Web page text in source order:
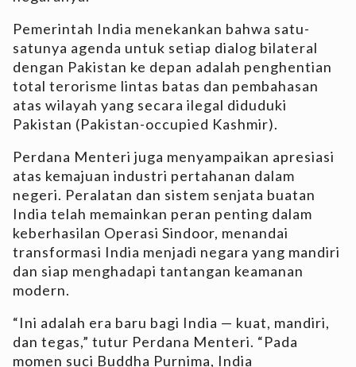
Pemerintah India menekankan bahwa satu-
satunya agenda untuk setiap dialog bilateral
dengan Pakistan ke depan adalah penghentian
total terorisme lintas batas dan pembahasan
atas wilayah yang secara ilegal diduduki
Pakistan (Pakistan-occupied Kashmir).
Perdana Menteri juga menyampaikan apresiasi
atas kemajuan industri pertahanan dalam
negeri. Peralatan dan sistem senjata buatan
India telah memainkan peran penting dalam
keberhasilan Operasi Sindoor, menandai
transformasi India menjadi negara yang mandiri
dan siap menghadapi tantangan keamanan
modern.
“Ini adalah era baru bagi India — kuat, mandiri,
dan tegas,” tutur Perdana Menteri. “Pada
momen suci Buddha Purnima, India